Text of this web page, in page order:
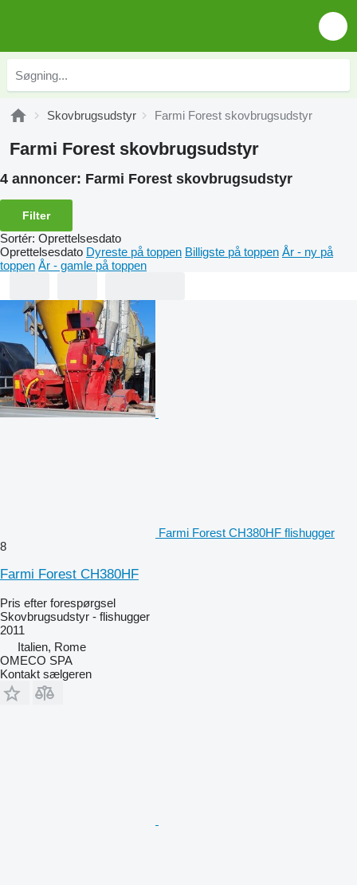
Skovbrugsudstyr Farmi Forest skovbrugsudstyr
Farmi Forest skovbrugsudstyr
4 annoncer: Farmi Forest skovbrugsudstyr
Filter
Sortér: Oprettelsesdato
Oprettelsesdato Dyreste på toppen Billigste på toppen År - ny på
toppen År - gamle på toppen
Farmi Forest CH380HF flishugger
8
Farmi Forest CH380HF
Pris efter forespørgsel
Skovbrugsudstyr - flishugger
2011
Italien, Rome
OMECO SPA
Kontakt sælgeren